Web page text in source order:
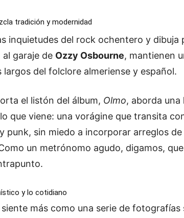
tradición y modernidad
inquietudes del rock ochentero y dibuja
al garaje de Ozzy Osbourne, mantienen
largos del folclore almeriense y español.
el listón del álbum, Olmo, aborda
que viene: una vorágine que transita
punk, sin miedo a incorporar arreglos
un metrónomo agudo, digamos,
y lo cotidiano
siente más como una serie de